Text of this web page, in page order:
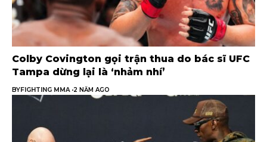
Colby Covington gọi trận thua do bác sĩ UFC
Tampa dừng lại là ‘nhảm nhí’
BYFIGHTING MMA 2 NĂM AGO